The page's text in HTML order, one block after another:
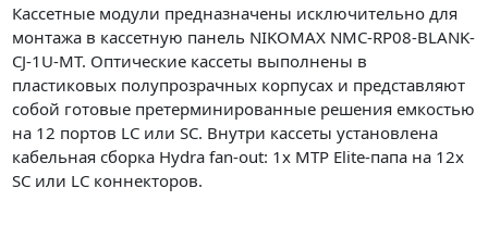
Кассетные модули предназначены исключительно для
монтажа в кассетную панель NIKOMAX NMC-RP08-BLANK-
CJ-1U-MT. Оптические кассеты выполнены в
пластиковых полупрозрачных корпусах и представляют
собой готовые претерминированные решения емкостью
на 12 портов LC или SC. Внутри кассеты установлена
кабельная сборка Hydra fan-out: 1х MTP Elite-папа на 12х
SC или LC коннекторов.